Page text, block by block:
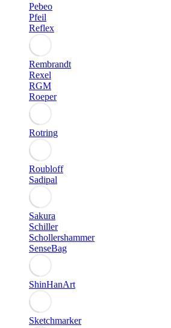
Pebeo
Pfeil
Reflex
Rembrandt
Rexel
RGM
Roeper
Rotring
Roubloff
Sadipal
Sakura
Schiller
Schollershammer
SenseBag
ShinHanArt
Sketchmarker